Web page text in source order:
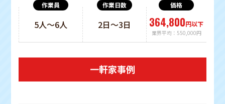
5人〜6人 2日〜3日 364,800円以下
業界平均：550,000円
一軒家事例